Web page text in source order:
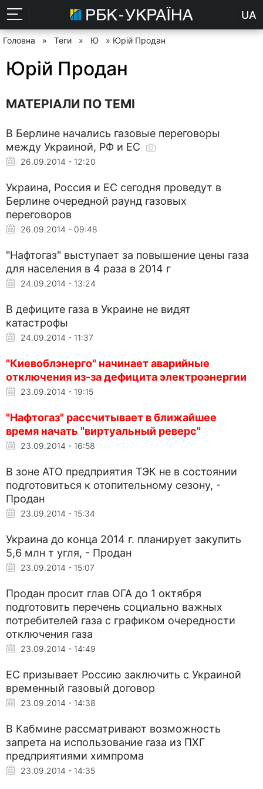
UA
Головна » Теги » Ю » Юрій Продан
Юрій Продан
МАТЕРІАЛИ ПО ТЕМІ
В Берлине начались газовые переговоры
между Украиной, РФ и ЕС
26.09.2014 - 12:20
Украина, Россия и ЕС сегодня проведут в
Берлине очередной раунд газовых
переговоров
26.09.2014 - 09:48
"Нафтогаз" выступает за повышение цены газа
для населения в 4 раза в 2014 г
24.09.2014 - 13:24
В дефиците газа в Украине не видят
катастрофы
24.09.2014 - 11:37
"Киевоблэнерго" начинает аварийные
отключения из-за дефицита электроэнергии
23.09.2014 - 19:15
"Нафтогаз" рассчитывает в ближайшее
время начать "виртуальный реверс"
23.09.2014 - 16:58
В зоне АТО предприятия ТЭК не в состоянии
подготовиться к отопительному сезону, -
Продан
23.09.2014 - 15:34
Украина до конца 2014 г. планирует закупить
5,6 млн т угля, - Продан
23.09.2014 - 15:07
Продан просит глав ОГА до 1 октября
подготовить перечень социально важных
потребителей газа с графиком очередности
отключения газа
23.09.2014 - 14:49
ЕС призывает Россию заключить с Украиной
временный газовый договор
23.09.2014 - 14:38
В Кабмине рассматривают возможность
запрета на использование газа из ПХГ
предприятиями химпрома
23.09.2014 - 14:35